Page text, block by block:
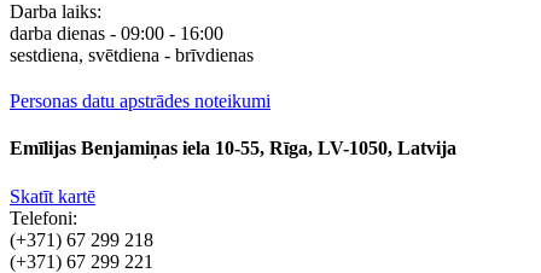
Darba laiks:
darba dienas - 09:00 - 16:00
sestdiena, svētdiena - brīvdienas
Personas datu apstrādes noteikumi
Emīlijas Benjamiņas iela 10-55, Rīga, LV-1050, Latvija
Skatīt kartē
Telefoni:
(+371) 67 299 218
(+371) 67 299 221